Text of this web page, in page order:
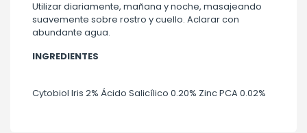
Utilizar diariamente, mañana y noche, masajeando
suavemente sobre rostro y cuello. Aclarar con
abundante agua.
INGREDIENTES
Cytobiol Iris 2% Ácido Salicílico 0.20% Zinc PCA 0.02%